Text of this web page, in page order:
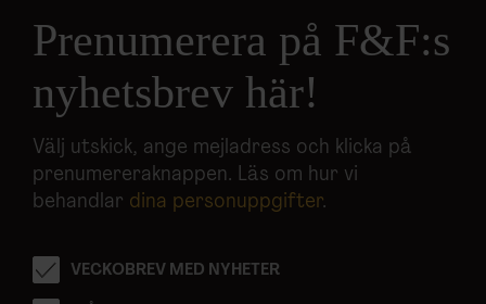
Prenumerera på F&F:s
nyhetsbrev här!
Välj utskick, ange mejladress och klicka på
prenumereraknappen. Läs om hur vi
behandlar dina personuppgifter.
VECKOBREV MED NYHETER